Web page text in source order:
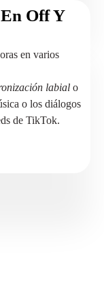
Off Y
en varios
labial o
o los diálogos
de TikTok.